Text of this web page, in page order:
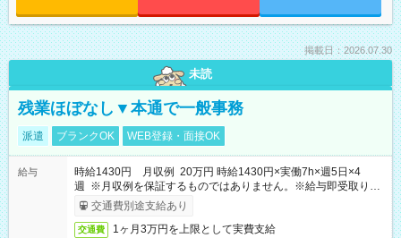
掲載日：2026.07.30
未読
残業ほぼなし▼本通で一般事務
派遣 ブランクOK WEB登録・面接OK
給与
時給1430円 月収例 20万円 時給1430円×実働7h×週5日×4
週 ※月収例を保証するものではありません。※給与即受取りサ
ービス利用可（利用条件有）
交通費別途支給あり
交通費 1ヶ月3万円を上限として実費支給